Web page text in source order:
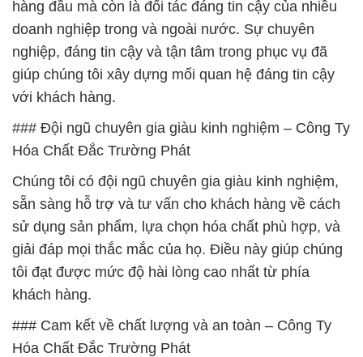
hàng đầu mà còn là đối tác đáng tin cậy của nhiều
doanh nghiệp trong và ngoài nước. Sự chuyên
nghiệp, đáng tin cậy và tận tâm trong phục vụ đã
giúp chúng tôi xây dựng mối quan hệ đáng tin cậy
với khách hàng.
### Đội ngũ chuyên gia giàu kinh nghiệm – Công Ty
Hóa Chất Đắc Trường Phát
Chúng tôi có đội ngũ chuyên gia giàu kinh nghiệm,
sẵn sàng hỗ trợ và tư vấn cho khách hàng về cách
sử dụng sản phẩm, lựa chọn hóa chất phù hợp, và
giải đáp mọi thắc mắc của họ. Điều này giúp chúng
tôi đạt được mức độ hài lòng cao nhất từ phía
khách hàng.
### Cam kết về chất lượng và an toàn – Công Ty
Hóa Chất Đắc Trường Phát